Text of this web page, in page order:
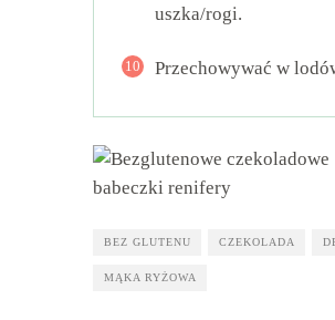
uszka/rogi.
10 Przechowywać w
BEZ GLUTENU CZEKOLADA
MĄKA RYŻOWA